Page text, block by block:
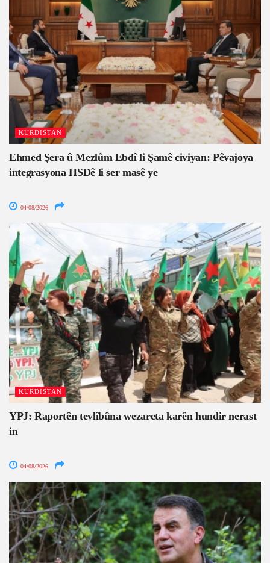
KURDISTAN
Ehmed Şera û Mezlûm Ebdî li Şamê civiyan: Pêvajoya
integrasyona HSDê li ser masê ye
04/08/2026
KURDISTAN
YPJ: Raportên tevlîbûna wezareta karên hundir nerast
in
04/08/2026